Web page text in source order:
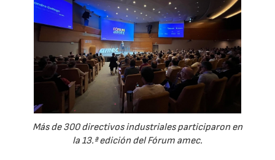
Más de 300 directivos industriales participaron en
la 13.ª edición del Fórum amec.